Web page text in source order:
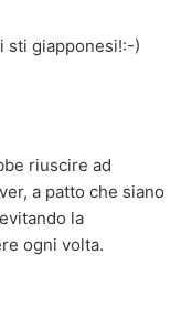
sti giapponesi!:-)
riuscire ad
a patto che siano
la
ogni volta.